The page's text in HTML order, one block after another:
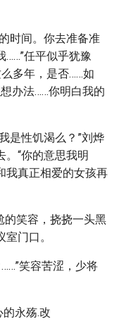
时间。你去准备准
……”任平似乎犹豫
多年，是否……如
办法……你明白我的
是性饥渴么？”刘烨
。“你的意思我明
我真正相爱的女孩再
的笑容，挠挠一头黑
门口。
笑容苦涩，少将
永殇.改